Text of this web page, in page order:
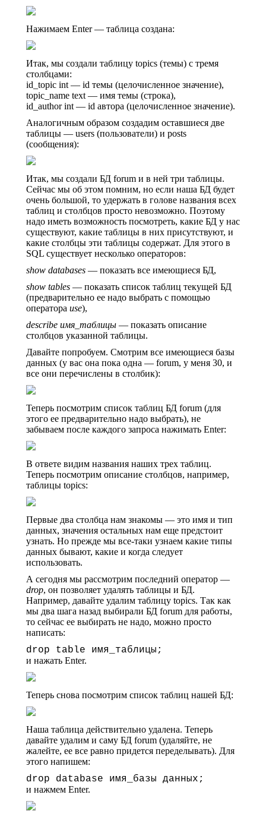
Нажимаем Enter — таблица создана:
Итак, мы создали таблицу topics (темы) с тремя
столбцами:
id_topic int — id темы (целочисленное значение),
topic_name text — имя темы (строка),
id_author int — id автора (целочисленное значение).
Аналогичным образом создадим оставшиеся две
таблицы — users (пользователи) и posts
(сообщения):
Итак, мы создали БД forum и в ней три таблицы.
Сейчас мы об этом помним, но если наша БД будет
очень большой, то удержать в голове названия всех
таблиц и столбцов просто невозможно. Поэтому
надо иметь возможность посмотреть, какие БД у нас
существуют, какие таблицы в них присутствуют, и
какие столбцы эти таблицы содержат. Для этого в
SQL существует несколько операторов:
show databases — показать все имеющиеся БД,
show tables — показать список таблиц текущей БД
(предварительно ее надо выбрать с помощью
оператора use),
describe имя_таблицы — показать описание
столбцов указанной таблицы.
Давайте попробуем. Смотрим все имеющиеся базы
данных (у вас она пока одна — forum, у меня 30, и
все они перечислены в столбик):
Теперь посмотрим список таблиц БД forum (для
этого ее предварительно надо выбрать), не
забываем после каждого запроса нажимать Enter:
В ответе видим названия наших трех таблиц.
Теперь посмотрим описание столбцов, например,
таблицы topics:
Первые два столбца нам знакомы — это имя и тип
данных, значения остальных нам еще предстоит
узнать. Но прежде мы все-таки узнаем какие типы
данных бывают, какие и когда следует
использовать.
А сегодня мы рассмотрим последний оператор —
drop, он позволяет удалять таблицы и БД.
Например, давайте удалим таблицу topics. Так как
мы два шага назад выбирали БД forum для работы,
то сейчас ее выбирать не надо, можно просто
написать:
drop table имя_таблицы;
и нажать Enter.
Теперь снова посмотрим список таблиц нашей БД:
Наша таблица действительно удалена. Теперь
давайте удалим и саму БД forum (удаляйте, не
жалейте, ее все равно придется переделывать). Для
этого напишем:
drop database имя_базы данных;
и нажмем Enter.